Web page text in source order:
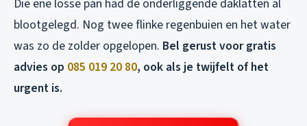
Die ene losse pan had de onderliggende daklatten al
blootgelegd. Nog twee flinke regenbuien en het water
was zo de zolder opgelopen. Bel gerust voor gratis
advies op 085 019 20 80, ook als je twijfelt of het
urgent is.